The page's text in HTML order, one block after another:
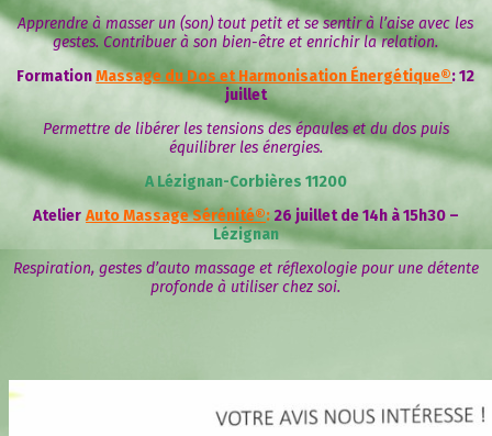
Apprendre à masser un (son) tout petit et se sentir à l’aise avec les
gestes. Contribuer à son bien-être et enrichir la relation.
Formation Massage du Dos et Harmonisation Énergétique®: 12
juillet
Permettre de libérer les tensions des épaules et du dos puis
équilibrer les énergies.
A Lézignan-Corbières 11200
Atelier Auto Massage Sérénité®: 26 juillet de 14h à 15h30 –
Lézignan
Respiration, gestes d’auto massage et réflexologie pour une détente
profonde à utiliser chez soi.